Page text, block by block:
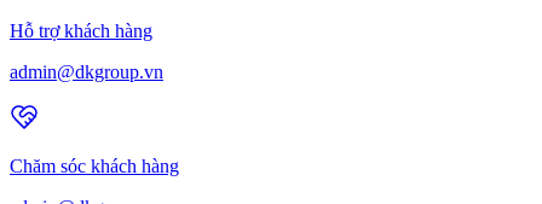
Hỗ trợ khách hàng
admin@dkgroup.vn
Chăm sóc khách hàng